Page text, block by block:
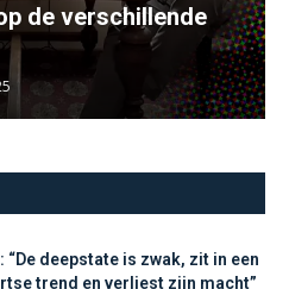
de verschillende
“De deepstate is zwak, zit in een
trend en verliest zijn macht”